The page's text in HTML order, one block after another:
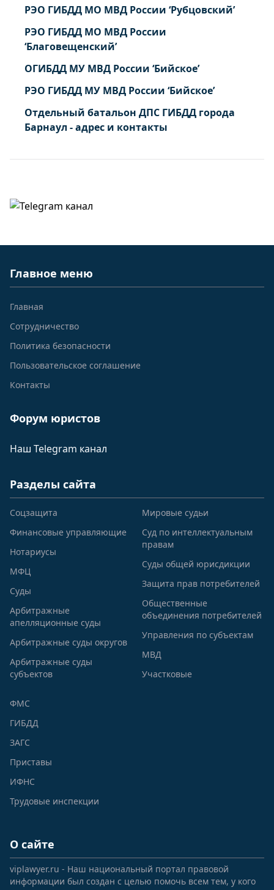
РЭО ГИБДД МО МВД России ‘Рубцовский’
РЭО ГИБДД МО МВД России
‘Благовещенский’
ОГИБДД МУ МВД России ‘Бийское’
РЭО ГИБДД МУ МВД России ‘Бийское’
Отдельный батальон ДПС ГИБДД города
Барнаул - адрес и контакты
Главное меню
Главная
Сотрудничество
Политика безопасности
Пользовательское соглашение
Контакты
Форум юристов
Наш Telegram канал
Разделы сайта
Соцзащита
Финансовые управляющие
Нотариусы
МФЦ
Суды
Арбитражные
апелляционные суды
Арбитражные суды округов
Арбитражные суды
субъектов
Мировые судьи
Суд по интеллектуальным
правам
Суды общей юрисдикции
Защита прав потребителей
Общественные
объединения потребителей
Управления по субъектам
МВД
Участковые
ФМС
ГИБДД
ЗАГС
Приставы
ИФНС
Трудовые инспекции
О сайте
viplawyer.ru - Наш национальный портал правовой
информации был создан с целью помочь всем тем, у кого